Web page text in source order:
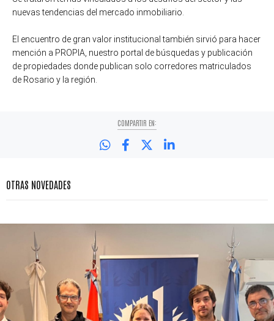
nuevas tendencias del mercado inmobiliario.
El encuentro de gran valor institucional también sirvió para hacer
mención a PROPIA, nuestro portal de búsquedas y publicación
de propiedades donde publican solo corredores matriculados
de Rosario y la región.
COMPARTIR EN:
OTRAS NOVEDADES